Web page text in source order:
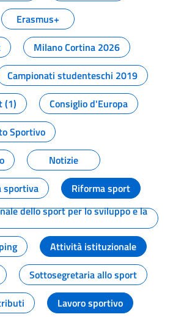
Erasmus+
Milano Cortina 2026
Campionati studenteschi 2019
(1)
Consiglio d'Europa
Sportivo
Notizie
sportiva
Riforma sport
dello sport per lo sviluppo e la
Attività istituzionale
Sottosegretaria allo sport
Lavoro sportivo